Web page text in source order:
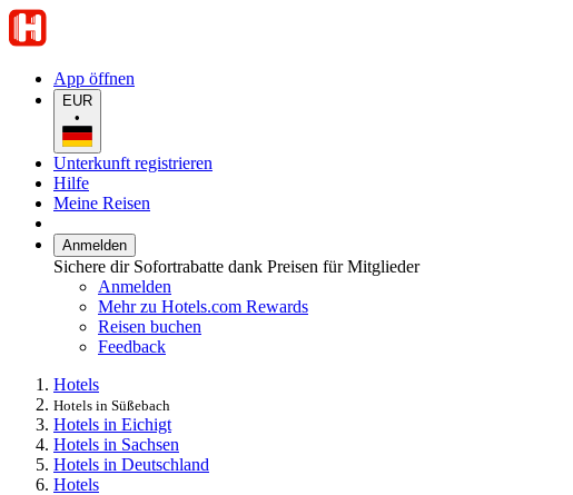
App öffnen
EUR
•
Unterkunft registrieren
Hilfe
Meine Reisen
Anmelden
Sichere dir Sofortrabatte dank Preisen für Mitglieder
Anmelden
Mehr zu Hotels.com Rewards
Reisen buchen
Feedback
Hotels
Hotels in Süßebach
Hotels in Eichigt
Hotels in Sachsen
Hotels in Deutschland
Hotels